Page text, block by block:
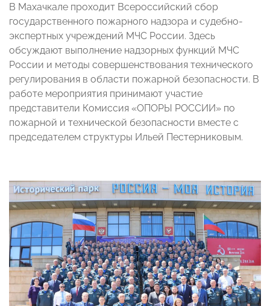
В Махачкале проходит Всероссийский сбор
государственного пожарного надзора и судебно-
экспертных учреждений МЧС России. Здесь
обсуждают выполнение надзорных функций МЧС
России и методы совершенствования технического
регулирования в области пожарной безопасности. В
работе мероприятия принимают участие
представители Комиссия «ОПОРЫ РОССИИ» по
пожарной и технической безопасности вместе с
председателем структуры Ильей Пестерниковым.